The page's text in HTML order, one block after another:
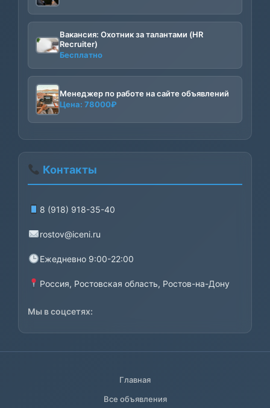
Вакансия: Охотник за талантами (HR
Recruiter)
Бесплатно
Менеджер по работе на сайте объявлений
Цена: 78000₽
Контакты
8 (918) 918-35-40
rostov@iceni.ru
Ежедневно 9:00-22:00
Россия, Ростовская область, Ростов-на-Дону
Мы в соцсетях:
Главная
Все объявления